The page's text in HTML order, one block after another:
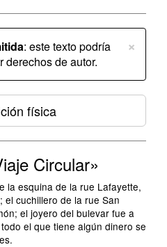
×
: este texto podría
derechos de autor.
física
Circular»
esquina de la rue Lafayette,
el cuchillero de la rue San
el joyero del bulevar fue a
el que tiene algún dinero se